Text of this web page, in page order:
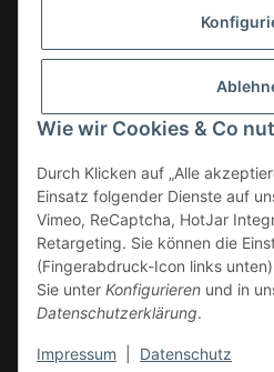
Wie wir Cookies & Co
Durch Klicken auf „Alle
Einsatz folgender Dienste auf
Vimeo, ReCaptcha, HotJar
Retargeting. Sie können die
(Fingerabdruck-Icon links
Sie unter Konfigurieren und in
Datenschutzerklärung.
Impressum Datenschutz
Vertrag
* Alle Preise zzgl. gesetzlicher USt., zzgl.